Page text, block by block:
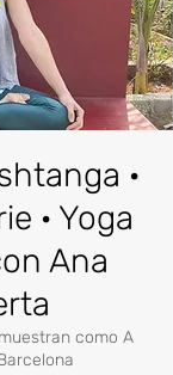
·
· Yoga
Ana
como A